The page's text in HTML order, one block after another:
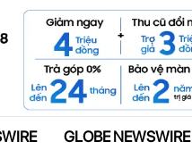
Quảng cáo
GLOBE NEWSWIRE